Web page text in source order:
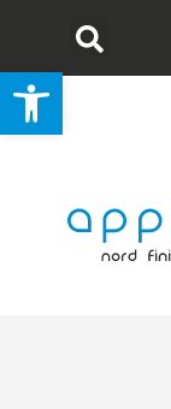
Ouvrir la